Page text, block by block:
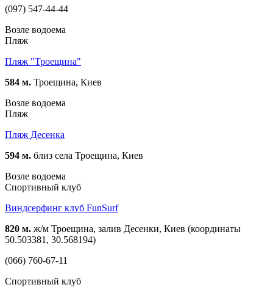
(097) 547-44-44
Возле водоема
Пляж
Пляж "Троещина"
584 м. Троещина, Киев
Возле водоема
Пляж
Пляж Десенка
594 м. близ села Троещина, Киев
Возле водоема
Спортивный клуб
Виндсерфинг клуб FunSurf
820 м. ж/м Троещина, залив Десенки, Киев (координаты
50.503381, 30.568194)
(066) 760-67-11
Спортивный клуб